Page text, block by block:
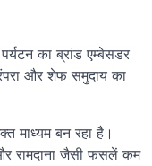
का ब्रांड एम्बेसडर
और शेफ समुदाय का
माध्यम बन रहा है।
रामदाना जैसी फसलें कम